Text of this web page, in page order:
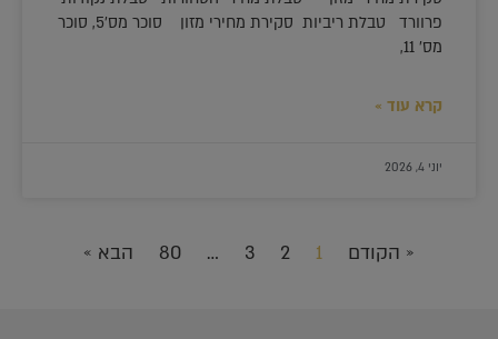
פרוורד טבלת ריביות סקירת מחירי מזון סוכר מס'5, סוכר
מס' 11,
קרא עוד »
יוני 4, 2026
« הקודם 1
2
3
…
80 הבא »